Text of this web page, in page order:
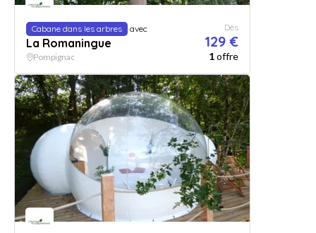
Cabane dans les arbres avec
La Romaningue
Dès
129 €
Pompignac 1offre